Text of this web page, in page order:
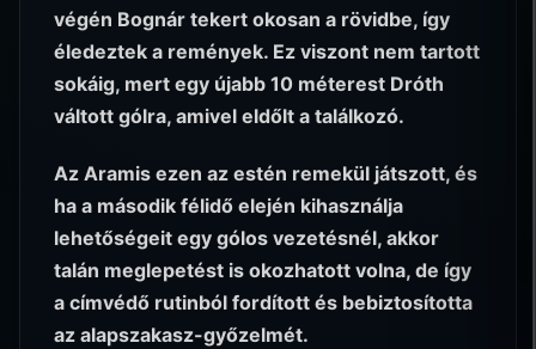
végén Bognár tekert okosan a rövidbe, így
éledeztek a remények. Ez viszont nem tartott
sokáig, mert egy újabb 10 méterest Dróth
váltott gólra, amivel eldőlt a találkozó.
Az Aramis ezen az estén remekül játszott, és
ha a második félidő elején kihasználja
lehetőségeit egy gólos vezetésnél, akkor
talán meglepetést is okozhatott volna, de így
a címvédő rutinból fordított és bebiztosította
az alapszakasz-győzelmét.